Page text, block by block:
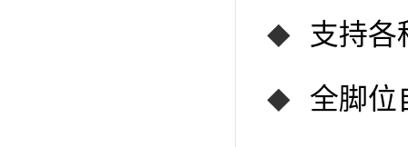
◆ 支持各
◆ 全脚位